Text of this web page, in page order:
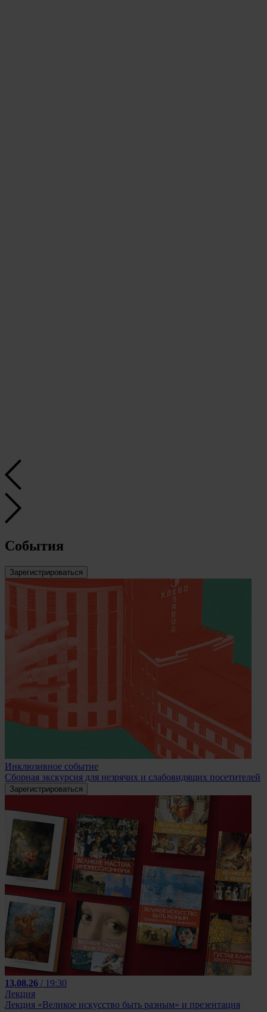
События
Зарегистрироваться
Инклюзивное событие
Сборная экскурсия для незрячих и слабовидящих посетителей
Зарегистрироваться
13.08.26 / 19:30
Лекция
Лекция «Великое искусство быть разным» и презентация